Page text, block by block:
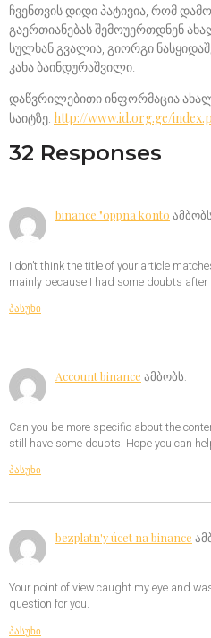
ჩვენთვის დიდი პატივია, რომ
გაერთიანებას შემოუერთდნენ
სულხან გვალია, გიორგი
კახა ბაინდურაშვილი.
დაწვრილებითი ინფორმაცია
საიტზე: http://www.id.org.ge/
32 Responses
binance "oppna konto
I don’t think the title of your article
mainly because I had some doubts after
პასუხი
Account binance ამბობს:
Can you be more specific about the
still have some doubts. Hope you can
პასუხი
bezplatn'y úcet na binance
Your point of view caught my eye and
question for you.
პასუხი